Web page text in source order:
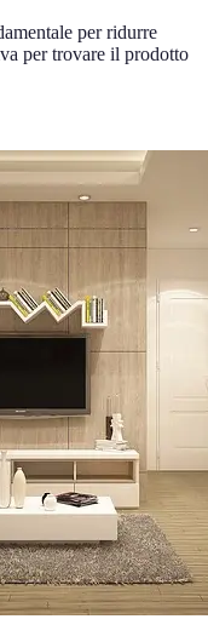
per ridurre
per trovare il prodotto